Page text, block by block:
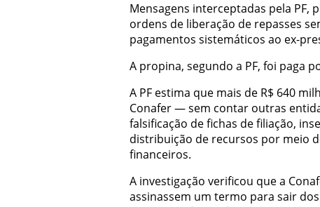
Mensagens interceptadas pela
ordens de liberação de repasses
pagamentos sistemáticos ao ex-
A propina, segundo a PF, foi paga
A PF estima que mais de R$ 640
Conafer — sem contar outras
falsificação de fichas de filiação,
distribuição de recursos por meio
financeiros.
A investigação verificou que a
assinassem um termo para sair